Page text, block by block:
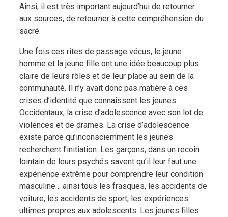
Ainsi, il est très important aujourd’hui de retourner
aux sources, de retourner à cette compréhension du
sacré.
Une fois ces rites de passage vécus, le jeune
homme et la jeune fille ont une idée beaucoup plus
claire de leurs rôles et de leur place au sein de la
communauté. Il n’y avait donc pas matière à ces
crises d’identité que connaissent les jeunes
Occidentaux, la crise d’adolescence avec son lot de
violences et de drames. La crise d’adolescence
existe parce qu’inconsciemment les jeunes
recherchent l’initiation. Les garçons, dans un recoin
lointain de leurs psychés savent qu’il leur faut une
expérience extrême pour comprendre leur condition
masculine… ainsi tous les frasques, les accidents de
voiture, les accidents de sport, les expériences
ultimes propres aux adolescents. Les jeunes filles